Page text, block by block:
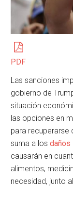
PDF
Las sanciones
gobierno de
situación
las opciones en
para recuperarse
suma a losdaños
causarán en
alimentos,
necesidad, junto